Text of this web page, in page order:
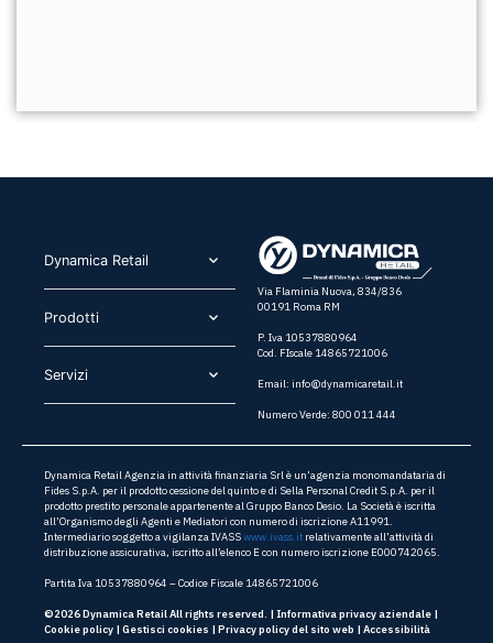
Dynamica Retail​
Prodotti​
Servizi​
Via Flaminia Nuova, 834/836
00191 Roma RM
P. Iva 10537880964
Cod. FIscale 14865721006
Email: info@dynamicaretail.it
Numero Verde: 800 011 444
Dynamica Retail Agenzia in attività finanziaria Srl è un’agenzia monomandataria di
Fides S.p.A. per il prodotto cessione del quinto e di Sella Personal Credit S.p.A. per il
prodotto prestito personale appartenente al Gruppo Banco Desio. La Società è iscritta
all’Organismo degli Agenti e Mediatori con numero di iscrizione A11991.
Intermediario soggetto a vigilanza IVASSwww.ivass.it relativamente all’attività di
distribuzione assicurativa, iscritto all’elenco E con numero iscrizione E000742065.
Partita Iva 10537880964 – Codice Fiscale 14865721006
©2026 Dynamica Retail All rights reserved. | Informativa privacy aziendale |
Cookie policy | Gestisci cookies | Privacy policy del sito web | Accessibilità